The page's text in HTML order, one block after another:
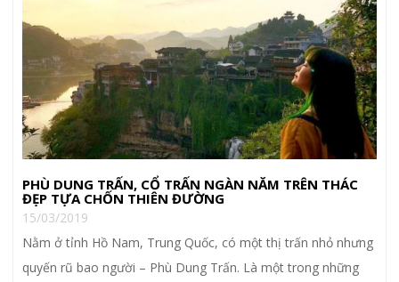
PHÙ DUNG TRẤN, CỔ TRẤN NGÀN NĂM TRÊN THÁC
ĐẸP TỰA CHỐN THIÊN ĐƯỜNG
15/03/2019
Nằm ở tỉnh Hồ Nam, Trung Quốc, có một thị trấn nhỏ nhưng
quyến rũ bao người – Phù Dung Trấn. Là một trong những